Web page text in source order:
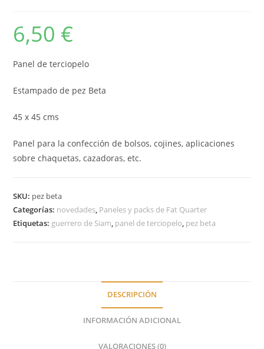
6,50 €
Panel de terciopelo
Estampado de pez Beta
45 x 45 cms
Panel para la confección de bolsos, cojines, aplicaciones
sobre chaquetas, cazadoras, etc.
SKU: pez beta
Categorías: novedades, Paneles y packs de Fat Quarter
Etiquetas: guerrero de Siam, panel de terciopelo, pez beta
DESCRIPCIÓN
INFORMACIÓN ADICIONAL
VALORACIONES (0)